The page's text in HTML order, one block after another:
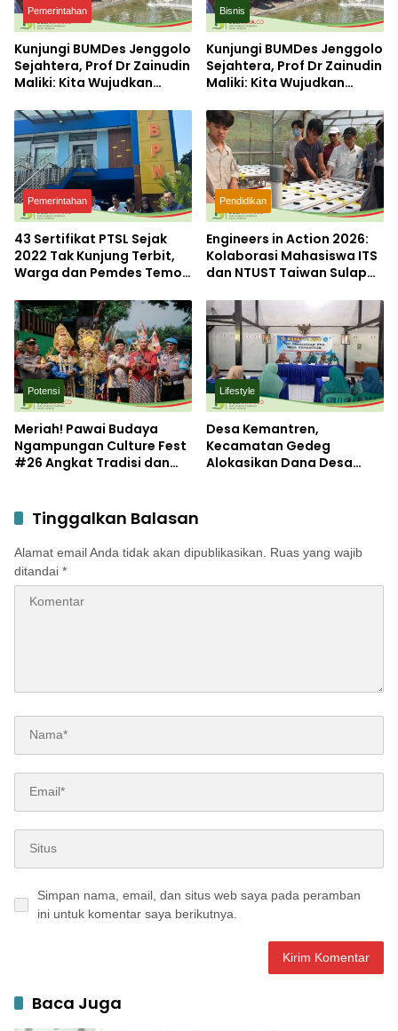
Pemerintahan
Kunjungi BUMDes Jenggolo
Sejahtera, Prof Dr Zainudin
Maliki: Kita Wujudkan
dengan Potensi Desa
Bisnis
Kunjungi BUMDes Jenggolo
Sejahtera, Prof Dr Zainudin
Maliki: Kita Wujudkan
dengan Potensi Desa
Pemerintahan
43 Sertifikat PTSL Sejak
2022 Tak Kunjung Terbit,
Warga dan Pemdes Temon
Mojokerto
Pendidikan
Engineers in Action 2026:
Kolaborasi Mahasiswa ITS
dan NTUST Taiwan Sulap
Laboratorium Inovasi
Berkelanjutan
Potensi
Meriah! Pawai Budaya
Ngampungan Culture Fest
#26 Angkat Tradisi dan
Lifestyle
Desa Kemantren,
Kecamatan Gedeg
Alokasikan Dana Desa
Tinggalkan Balasan
Alamat email Anda tidak akan dipublikasikan.
Ruas yang wajib
ditandai *
Simpan nama, email, dan situs web saya pada peramban
ini untuk komentar saya berikutnya.
Baca Juga